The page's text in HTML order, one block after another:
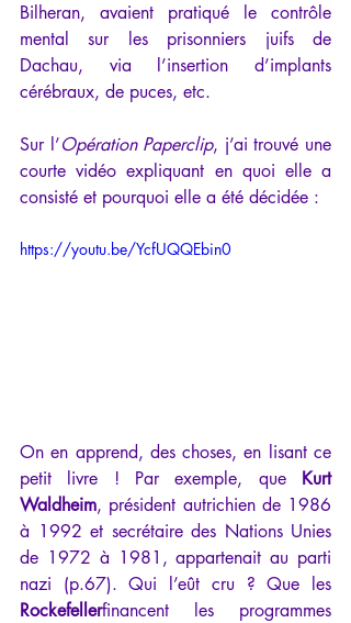
Bilheran, avaient pratiqué le contrôle
mental sur les prisonniers juifs de
Dachau, via l’insertion d’implants
cérébraux, de puces, etc.
Sur l’Opération Paperclip, j’ai trouvé une
courte vidéo expliquant en quoi elle a
consisté et pourquoi elle a été décidée :
https://youtu.be/YcfUQQEbin0
On en apprend, des choses, en lisant ce
petit livre ! Par exemple, que Kurt
Waldheim, président autrichien de 1986
à 1992 et secrétaire des Nations Unies
de 1972 à 1981, appartenait au parti
Rockefellerfinancent les programmes